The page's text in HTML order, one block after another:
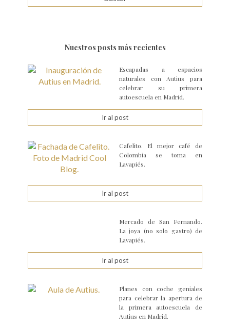
Nuestros posts más recientes
Escapadas a espacios
naturales con Autius para
celebrar su primera
autoescuela en Madrid.
Ir al post
Cafelito. El mejor café de
Colombia se toma en
Lavapiés.
Ir al post
Mercado de San Fernando.
La joya (no solo gastro) de
Lavapiés.
Ir al post
Planes con coche geniales
para celebrar la apertura de
la primera autoescuela de
Autius en Madrid.